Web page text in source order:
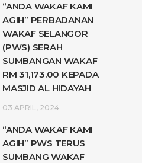
“ANDA WAKAF KAMI
AGIH” PERBADANAN
WAKAF SELANGOR
(PWS) SERAH
SUMBANGAN WAKAF
RM 31,173.00 KEPADA
MASJID AL HIDAYAH
03 APRIL, 2024
“ANDA WAKAF KAMI
AGIH” PWS TERUS
SUMBANG WAKAF